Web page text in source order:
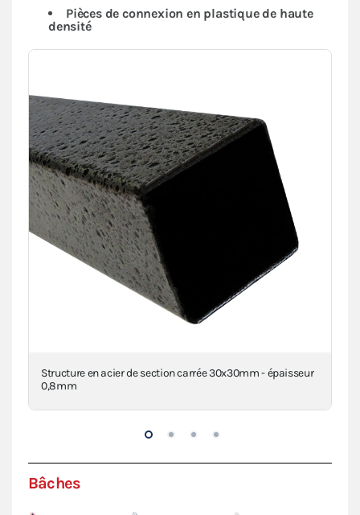
Pièces de connexion en plastique de haute
densité
Structure en acier de section carrée 30x30mm - épaisseur
0,8mm
Bâches